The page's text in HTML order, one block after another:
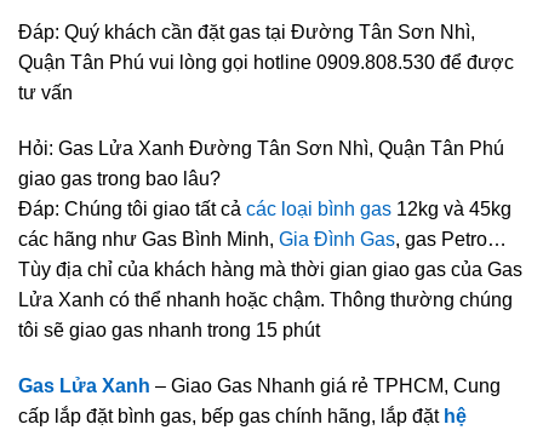
Đáp: Quý khách cần đặt gas tại Đường Tân Sơn Nhì,
Quận Tân Phú vui lòng gọi hotline 0909.808.530 để được
tư vấn
Hỏi: Gas Lửa Xanh Đường Tân Sơn Nhì, Quận Tân Phú
giao gas trong bao lâu?
Đáp: Chúng tôi giao tất cả các loại bình gas 12kg và 45kg
các hãng như Gas Bình Minh, Gia Đình Gas, gas Petro…
Tùy địa chỉ của khách hàng mà thời gian giao gas của Gas
Lửa Xanh có thể nhanh hoặc chậm. Thông thường chúng
tôi sẽ giao gas nhanh trong 15 phút
Gas Lửa Xanh – Giao Gas Nhanh giá rẻ TPHCM, Cung
cấp lắp đặt bình gas, bếp gas chính hãng, lắp đặt hệ